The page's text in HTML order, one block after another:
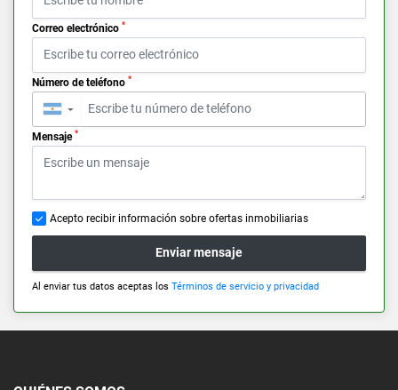
Correo electrónico *
Número de teléfono *
▼
Mensaje *
Acepto recibir información sobre ofertas inmobiliarias
Enviar mensaje
Al enviar tus datos aceptas los Términos de servicio y privacidad